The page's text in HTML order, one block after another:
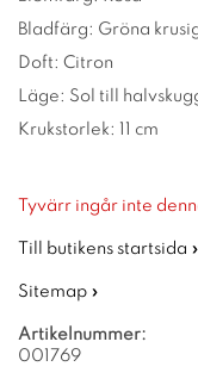
Bladfärg: Gröna
Doft: Citron
Läge: Sol till
Krukstorlek: 11 cm
Tyvärr ingår inte
Till butikens startsida »
Sitemap »
Artikelnummer:
001769